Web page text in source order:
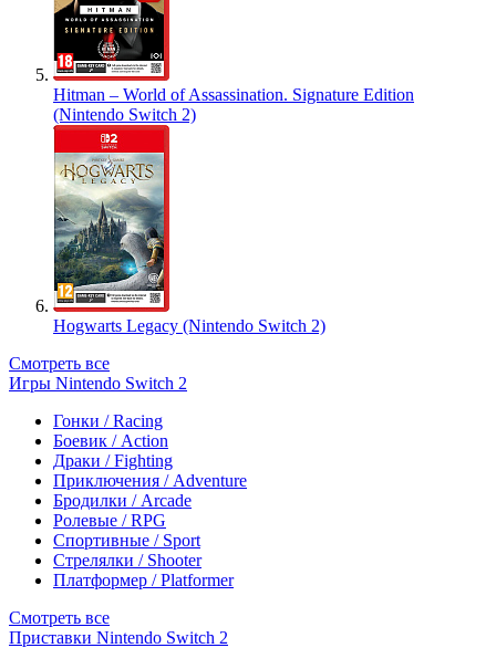
Hitman – World of Assassination. Signature Edition
(Nintendo Switch 2)
Hogwarts Legacy (Nintendo Switch 2)
Смотреть все
Игры Nintendo Switch 2
Гонки / Racing
Боевик / Action
Драки / Fighting
Приключения / Adventure
Бродилки / Arcade
Ролевые / RPG
Спортивные / Sport
Стрелялки / Shooter
Платформер / Platformer
Смотреть все
Приставки Nintendo Switch 2